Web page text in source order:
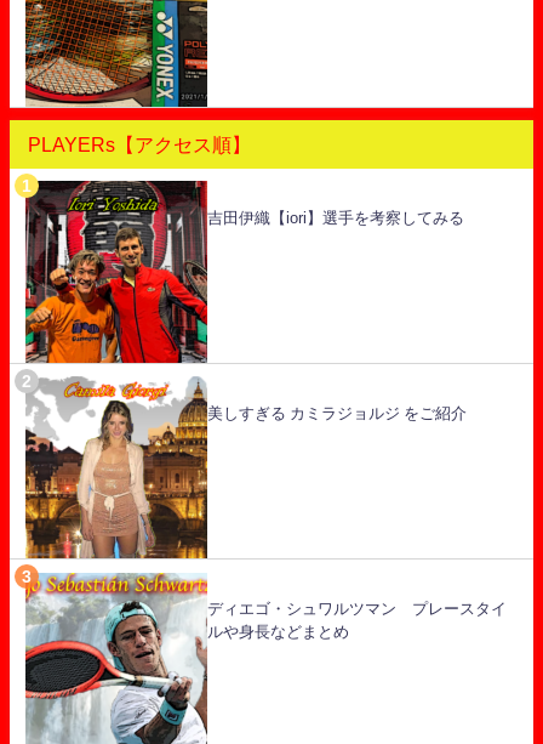
PLAYERs【アクセス順】
吉田伊織【iori】選手を考察してみる
美しすぎる カミラジョルジ をご紹介
ディエゴ・シュワルツマン プレースタイ
ルや身長などまとめ